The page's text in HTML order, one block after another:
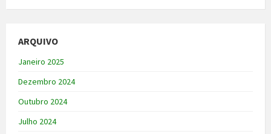
ARQUIVO
Janeiro 2025
Dezembro 2024
Outubro 2024
Julho 2024